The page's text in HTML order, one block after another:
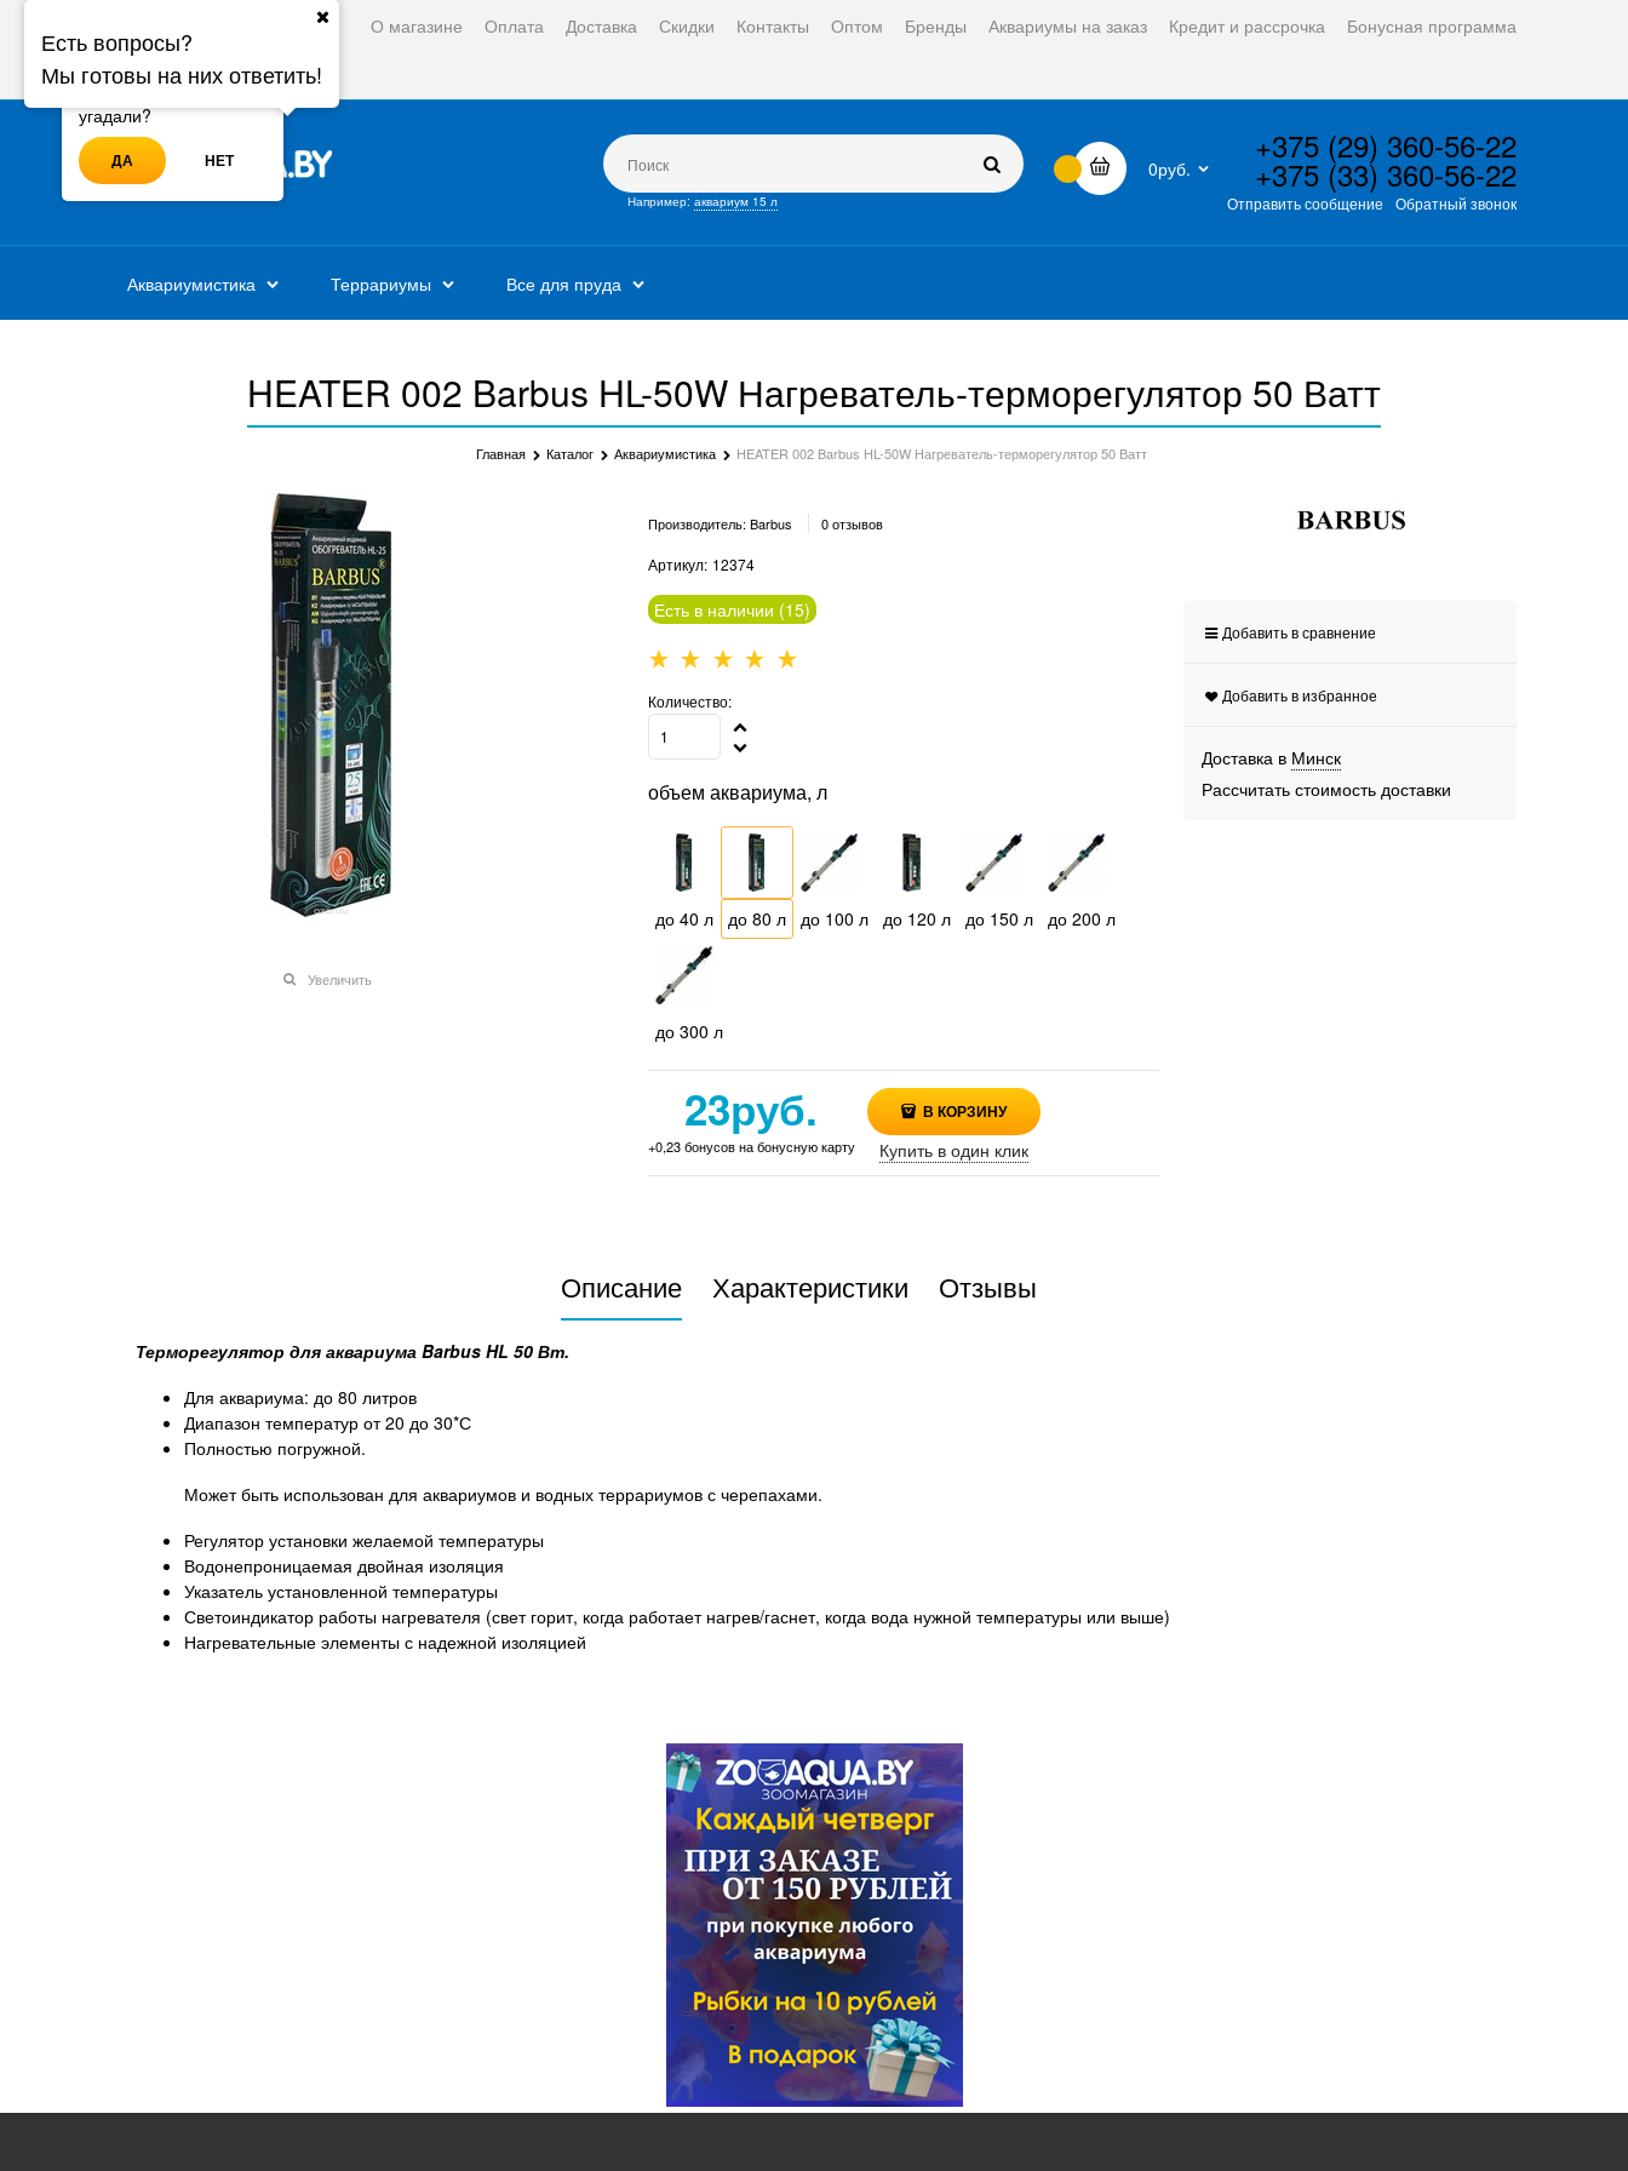
О магазине Оплата Доставка Скидки Контакты Оптом Бренды Аквариумы на заказ Кредит и рассрочка Бонусная программа
Войти Регистрация
Например: аквариум 15 л
0руб.
+375 (29) 360-56-22
+375 (33) 360-56-22
Отправить сообщение Обратный звонок
Аквариумистика Террариумы Все для пруда
HEATER 002 Barbus HL-50W Нагреватель-терморегулятор 50 Ватт
Главная Каталог Аквариумистика HEATER 002 Barbus HL-50W Нагреватель-терморегулятор 50 Ватт
Увеличить
Производитель: Barbus 0 отзывов
Артикул: 12374
Есть в наличии (15)
Количество:
объем аквариума, л
до 40 л до 80 л до 100 л до 120 л до 150 л до 200 л
до 300 л
23руб.
+0,23 бонусов на бонусную карту
В КОРЗИНУ
Купить в один клик
Добавить в сравнение
Добавить в избранное
Доставка в Минск
Рассчитать стоимость доставки
Описание Характеристики Отзывы
Терморегулятор для аквариума Barbus HL 50 Вт.
Для аквариума: до 80 литров
Диапазон температур от 20 до 30*С
Полностью погружной.
Может быть использован для аквариумов и водных террариумов с черепахами.
Регулятор установки желаемой температуры
Водонепроницаемая двойная изоляция
Указатель установленной температуры
Светоиндикатор работы нагревателя (свет горит, когда работает нагрев/гаснет, когда вода нужной температуры или выше)
Нагревательные элементы с надежной изоляцией
Ваш город - Минск,
угадали?
ДА НЕТ
Есть вопросы?
Мы готовы на них ответить!